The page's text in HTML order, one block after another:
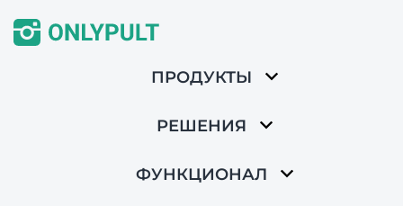
ПРОДУКТЫ
РЕШЕНИЯ
ФУНКЦИОНАЛ